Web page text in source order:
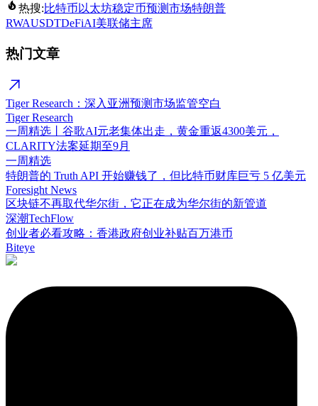
热搜:比特币 以太坊稳定币预测市场特朗普
RWAUSDTDeFiAI美联储主席
热门文章
Tiger Research：深入亚洲预测市场监管空白
Tiger Research
一周精选丨谷歌AI元老集体出走，黄金重返4300美元，
CLARITY法案延期至9月
一周精选
特朗普的 Truth API 开始赚钱了，但比特币财库巨亏 5 亿美元
Foresight News
区块链不再取代华尔街，它正在成为华尔街的新管道
深潮TechFlow
创业者必看攻略：香港政府创业补贴百万港币
Biteye